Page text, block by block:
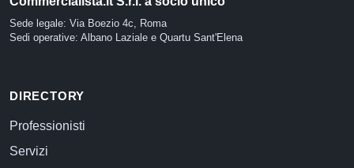
Sede legale: Via Boezio 4c, Roma
Sedi operative: Albano Laziale e Quartu Sant'Elena
DIRECTORY
Professionisti
Servizi